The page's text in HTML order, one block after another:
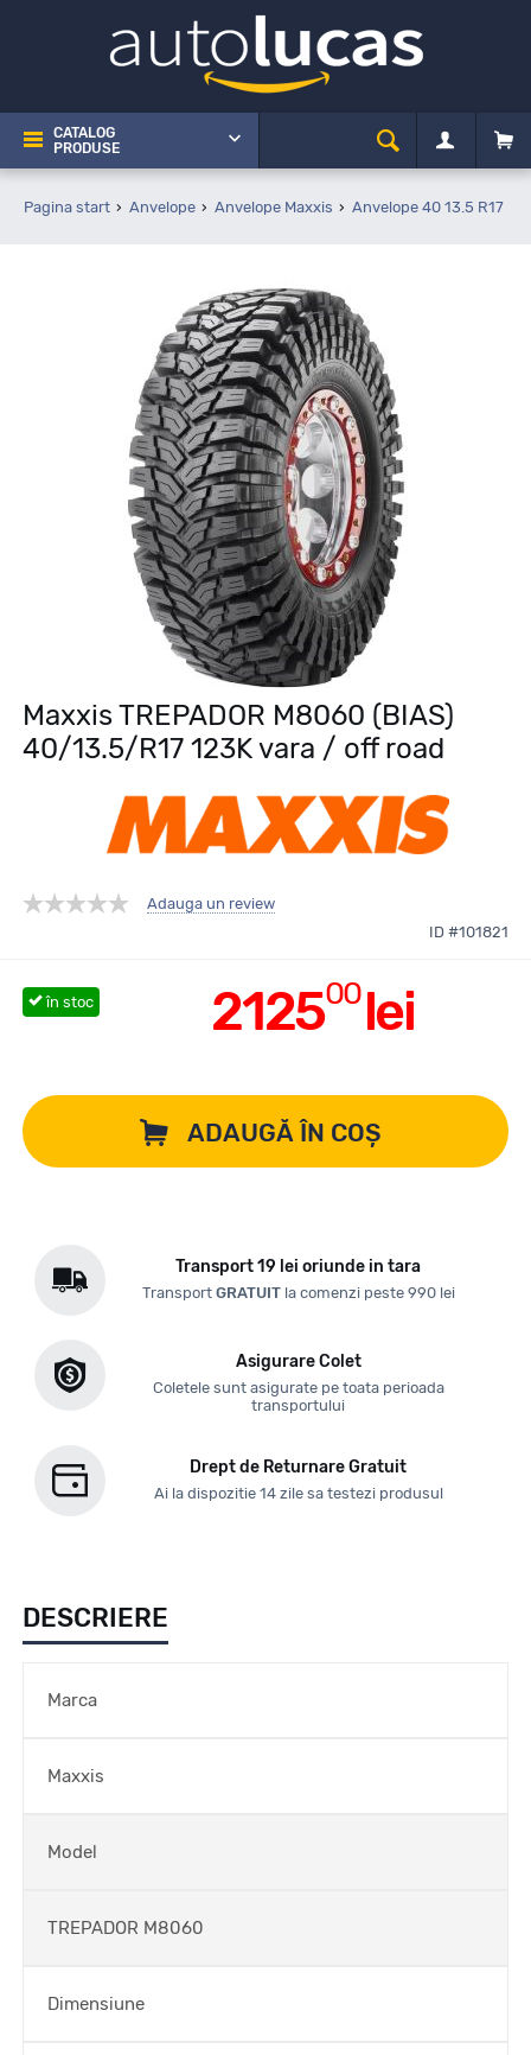
CATALOG
PRODUSE
Pagina start Anvelope Anvelope Maxxis Anvelope 40 13.5 R17
Maxxis TREPADOR M8060 (BIAS)
40/13.5/R17 123K vara / off road
Adauga un review
ID #101821
212500lei
în stoc
ADAUGĂ ÎN COȘ
Transport 19 lei oriunde in tara
Transport GRATUITla comenzi peste 990 lei
Asigurare Colet
Coletele sunt asigurate pe toata perioada
transportului
Drept de Returnare Gratuit
Ai la dispozitie 14 zile sa testezi produsul
DESCRIERE
Marca
Maxxis
Model
TREPADOR M8060
Dimensiune